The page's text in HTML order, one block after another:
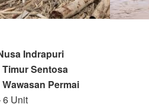
Indrapuri
Sentosa
Permai
6 Unit